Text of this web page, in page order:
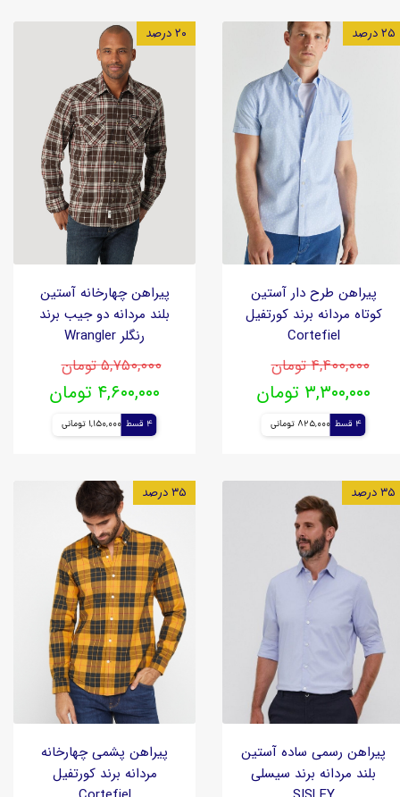
پیراهن طرح دار آستین
کوتاه مردانه برند کورتفیل
Cortefiel
۴,۴۰۰,۰۰۰ تومان
۳,۳۰۰,۰۰۰ تومان
4 قسط 825,000 تومانی
۲۵ درصد
پیراهن چهارخانه آستین
بلند مردانه دو جیب برند
رنگلر Wrangler
۵,۷۵۰,۰۰۰ تومان
۴,۶۰۰,۰۰۰ تومان
4 قسط 1,150,000 تومانی
۲۰ درصد
پیراهن رسمی ساده آستین
بلند مردانه برند سیسلی
۳۵ درصد
پیراهن پشمی چهارخانه
مردانه برند کورتفیل
۳۵ درصد